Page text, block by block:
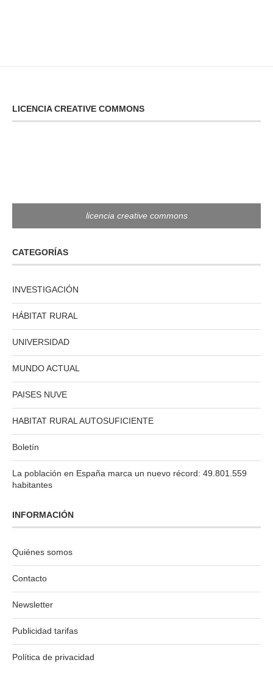
LICENCIA CREATIVE COMMONS
licencia creative commons
CATEGORÍAS
INVESTIGACIÓN
HÁBITAT RURAL
UNIVERSIDAD
MUNDO ACTUAL
PAISES NUVE
HABITAT RURAL AUTOSUFICIENTE
Boletín
La población en España marca un nuevo récord: 49.801.559
habitantes
INFORMACIÓN
Quiénes somos
Contacto
Newsletter
Publicidad tarifas
Política de privacidad